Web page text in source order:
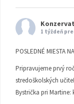
1 týždeň
POSLEDNÉ MIESTA
Pripravujeme prvý
stredoškolských
Bystrička pri Martine: